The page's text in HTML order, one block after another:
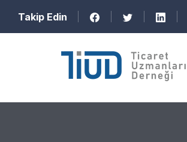
Takip Edin